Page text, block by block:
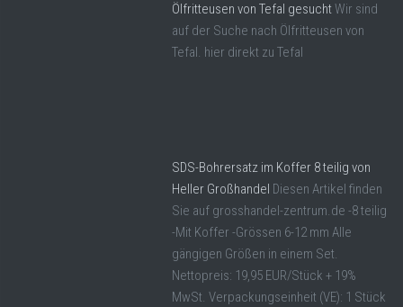
Ölfritteusen von Tefal gesuchtWir sind
auf der Suche nach Ölfritteusen von
Tefal. hier direkt zu Tefal
SDS-Bohrersatz im Koffer 8 teilig von
Heller Großhandel Diesen Artikel finden
Sie auf grosshandel-zentrum.de -8 teilig
-Mit Koffer -Grössen 6-12 mm Alle
gängigen Größen in einem Set.
Nettopreis: 19,95 EUR/Stück + 19%
MwSt. Verpackungseinheit (VE): 1 Stück